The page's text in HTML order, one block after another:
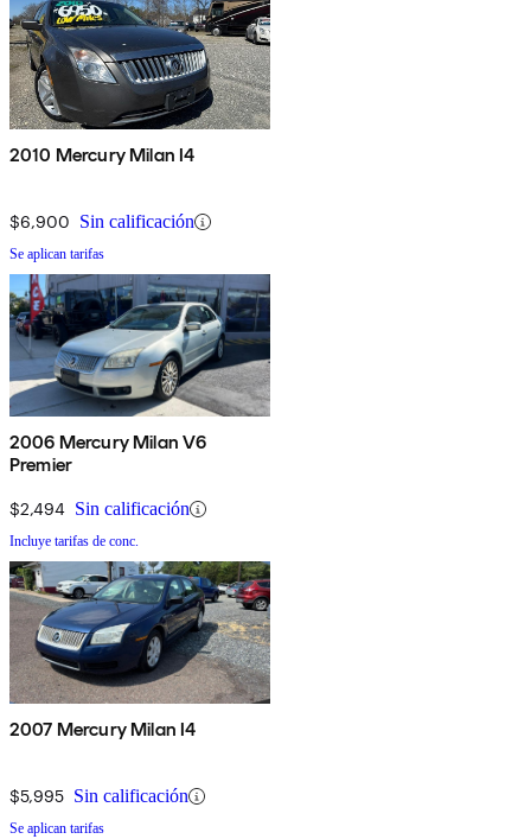
2010 Mercury Milan I4
$6,900 Sin calificación
Se aplican tarifas
2006 Mercury Milan V6
Premier
$2,494 Sin calificación
Incluye tarifas de conc.
2007 Mercury Milan I4
$5,995 Sin calificación
Se aplican tarifas